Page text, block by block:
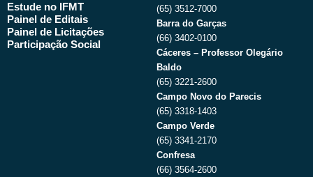
Estude no IFMT
Painel de Editais
Painel de Licitações
Participação Social
(65) 3512-7000
Barra do Garças
(66) 3402-0100
Cáceres – Professor Olegário
Baldo
(65) 3221-2600
Campo Novo do Parecis
(65) 3318-1403
Campo Verde
(65) 3341-2170
Confresa
(66) 3564-2600